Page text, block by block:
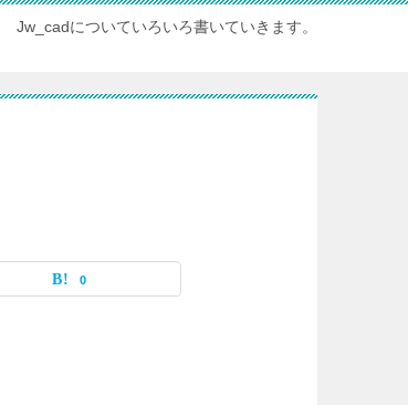
Jw_cadについていろいろ書いていきます。
0